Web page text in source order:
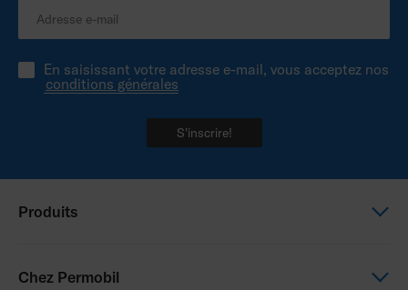
En saisissant votre adresse e-mail, vous acceptez nos
conditions générales
S'inscrire!
Produits
Chez Permobil